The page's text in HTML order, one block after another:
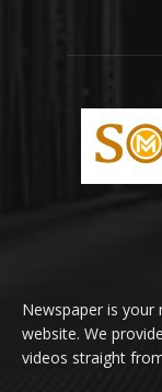
Newspaper is
website. We
videos straight